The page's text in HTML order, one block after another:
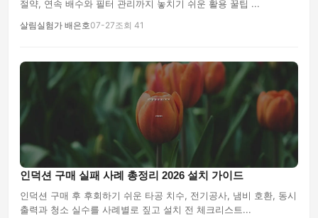
절약, 연속 배수와 필터 관리까지 놓치기 쉬운 활용 꿀팁 ...
살림실험가 배은호07-27조회 41
인덕션 구매 실패 사례 총정리 2026 설치 가이드
인덕션 구매 후 후회하기 쉬운 타공 치수, 전기공사, 냄비 호환, 동시
출력과 청소 실수를 사례별로 짚고 설치 전 체크리스트...